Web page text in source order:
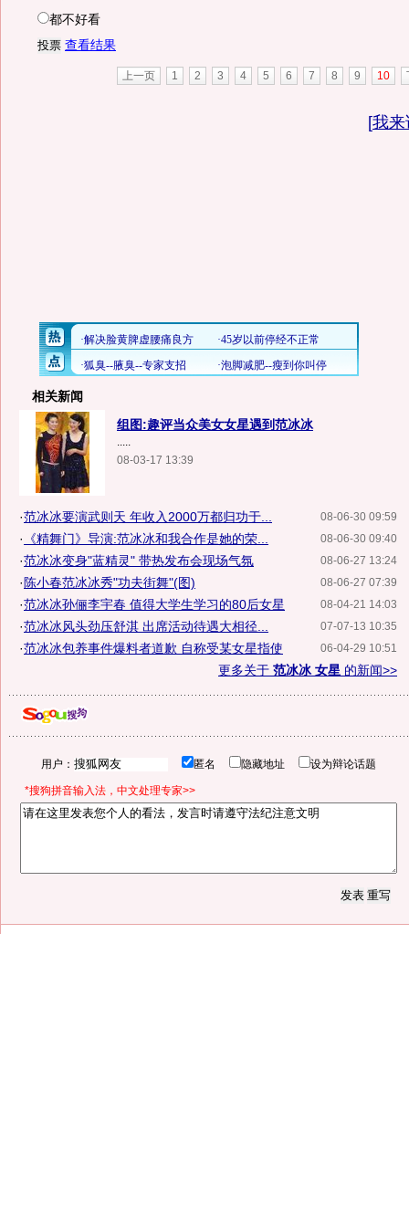
都不好看
查看结果
上一页 1 2 3 4 5 6 7 8 9 10
[我
相关新闻
组图:趣评当众美女女星遇到范冰冰
.....
08-03-17 13:39
08-06-30 09:59
·范冰冰要演武则天 年收入2000万都归功于...
08-06-30 09:40
· 《精舞门》导演:范冰冰和我合作是她的荣...
08-06-27 13:24
·范冰冰变身"蓝精灵" 带热发布会现场气氛
08-06-27 07:39
· 陈小春范冰冰秀"功夫街舞"(图)
08-04-21 14:03
·范冰冰孙俪李宇春 值得大学生学习的80后女星
07-07-13 10:35
·范冰冰风头劲压舒淇 出席活动待遇大相径...
06-04-29 10:51
·范冰冰包养事件爆料者道歉 自称受某女星指使
更多关于 范冰冰 女星 的新闻>>
用户： 匿名 隐藏地址 设为辩论话题
*搜狗拼音输入法，中文处理专家>>